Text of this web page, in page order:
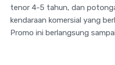
tenor 4-5 tahun, dan
kendaraan komersial yang
Promo ini berlangsung